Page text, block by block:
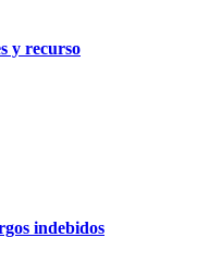
y recurso
indebidos